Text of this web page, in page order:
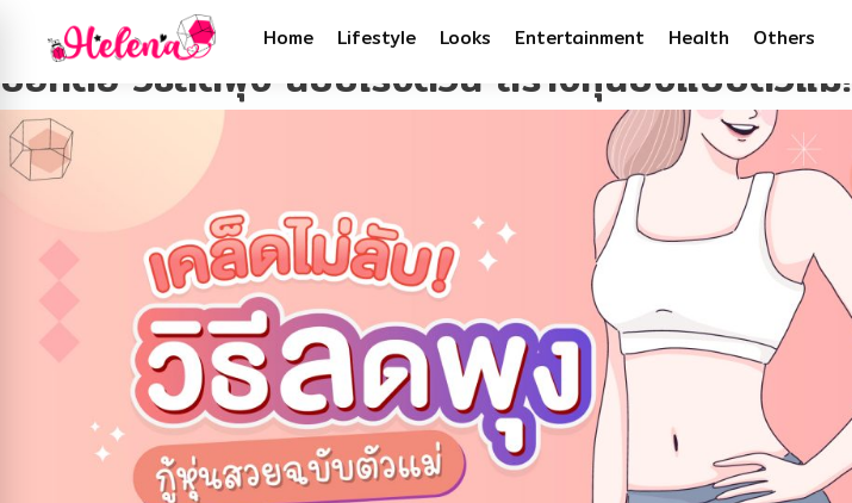
Home Lifestyle Looks Entertainment Health Others
Tag:วิธีลดพุง
บอกต่อ วิธีลดพุง ฉบับเร่งด่วน สร้างหุ่นปังแบบตัวแม่!